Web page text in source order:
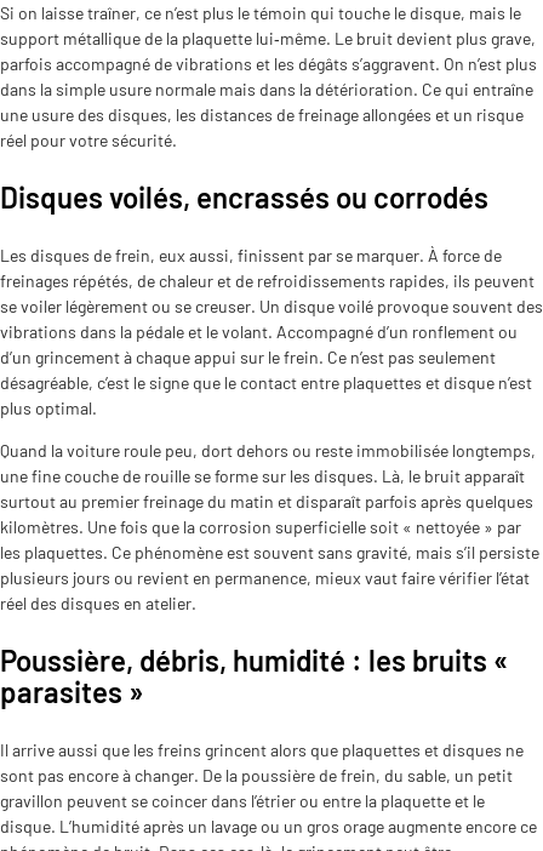
Si on laisse traîner, ce n’est plus le témoin qui touche le disque, mais le
support métallique de la plaquette lui‑même. Le bruit devient plus grave,
parfois accompagné de vibrations et les dégâts s’aggravent. On n’est plus
dans la simple usure normale mais dans la détérioration. Ce qui entraîne
une usure des disques, les distances de freinage allongées et un risque
réel pour votre sécurité.
Disques voilés, encrassés ou corrodés
Les disques de frein, eux aussi, finissent par se marquer. À force de
freinages répétés, de chaleur et de refroidissements rapides, ils peuvent
se voiler légèrement ou se creuser. Un disque voilé provoque souvent des
vibrations dans la pédale et le volant. Accompagné d’un ronflement ou
d’un grincement à chaque appui sur le frein. Ce n’est pas seulement
désagréable, c’est le signe que le contact entre plaquettes et disque n’est
plus optimal.
Quand la voiture roule peu, dort dehors ou reste immobilisée longtemps,
une fine couche de rouille se forme sur les disques. Là, le bruit apparaît
surtout au premier freinage du matin et disparaît parfois après quelques
kilomètres. Une fois que la corrosion superficielle soit « nettoyée » par
les plaquettes. Ce phénomène est souvent sans gravité, mais s’il persiste
plusieurs jours ou revient en permanence, mieux vaut faire vérifier l’état
réel des disques en atelier.
Poussière, débris, humidité : les bruits «
parasites »
Il arrive aussi que les freins grincent alors que plaquettes et disques ne
sont pas encore à changer. De la poussière de frein, du sable, un petit
gravillon peuvent se coincer dans l’étrier ou entre la plaquette et le
disque. L’humidité après un lavage ou un gros orage augmente encore ce